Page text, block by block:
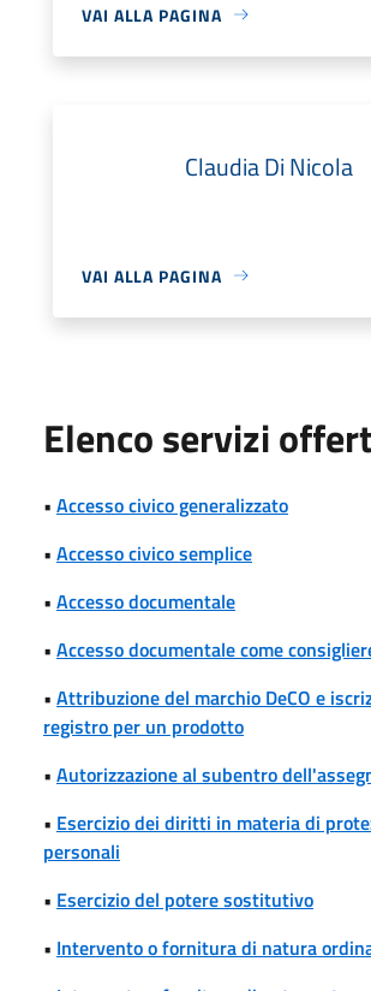
VAI ALLA PAGINA
Claudia Di Nicola
VAI ALLA PAGINA
Elenco servizi
• Accesso civico generalizzato
• Accesso civico semplice
• Accesso documentale
• Accesso documentale come
• Attribuzione del marchio DeCO e
registro per un prodotto
• Autorizzazione al subentro
• Esercizio dei diritti in materia di
personali
• Esercizio del potere sostitutivo
• Intervento o fornitura di natura